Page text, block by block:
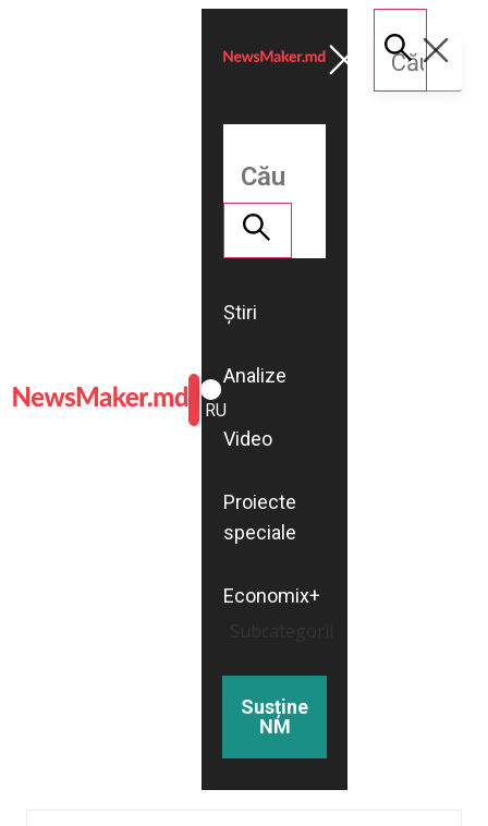
ROMÂNĂ
RU
Știri
Analize
Video
Proiecte
speciale
Economix+
Susține
NM